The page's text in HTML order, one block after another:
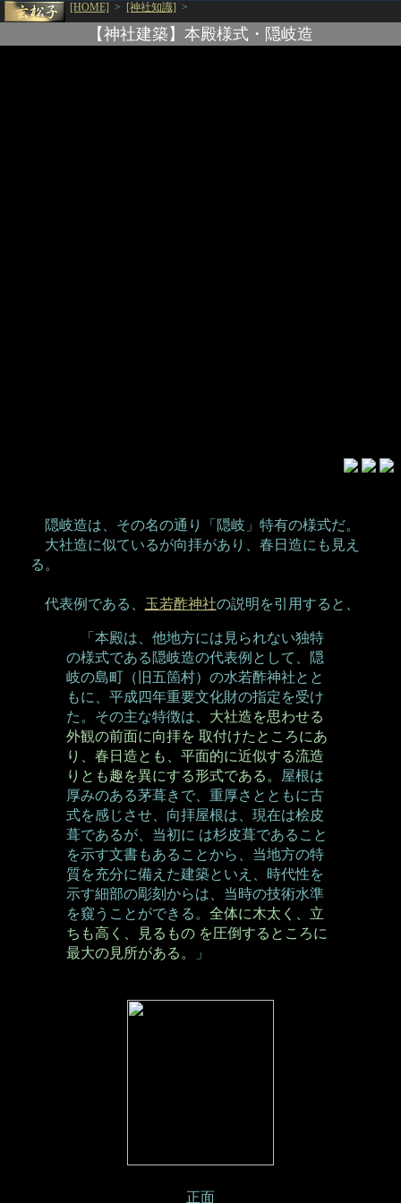
[HOME] > [神社知識] >
【神社建築】本殿様式・隠岐造
隠岐造は、その名の通り「隠岐」特有の様式だ。
大社造に似ているが向拝があり、春日造にも見え
る。
代表例である、 玉若酢神社の説明を引用すると、
「本殿は、他地方には見られない独特
の様式である隠岐造の代表例として、隠
岐の島町（旧五箇村）の水若酢神社とと
もに、平成四年重要文化財の指定を受け
た。その主な特徴は、 大社造を思わせる
外観の前面に向拝を 取付けたところにあ
り、春日造とも、平面的に近似する流造
りとも趣を異にする形式である。
屋根は
厚みのある茅葺きで、重厚さとともに古
式を感じさせ、向拝屋根は、現在は桧皮
葺であるが、当初に は杉皮葺であること
を示す文書もあることから、当地方の特
質を充分に備えた建築といえ、時代性を
示す細部の彫刻からは、当時の技術水準
を窺うことができる。 全体に木太く、立
ちも高く、見るもの を圧倒するところに
最大の見所がある。
」
正面